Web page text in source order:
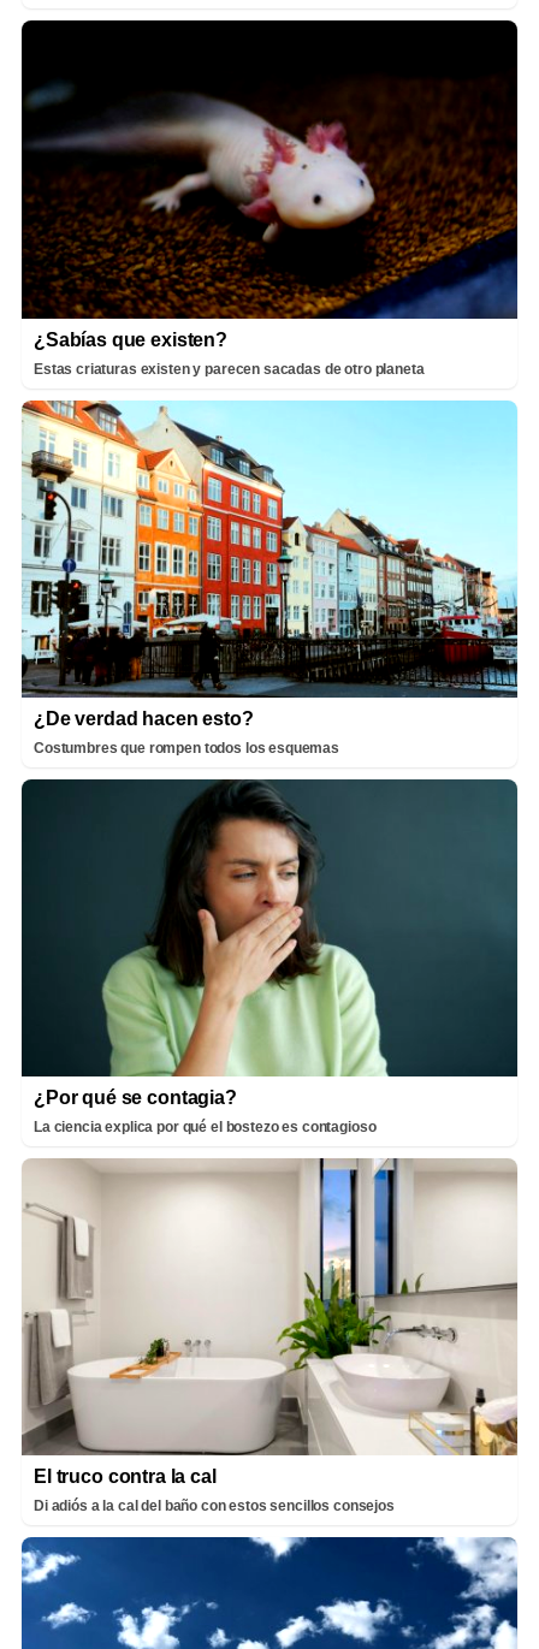
¿Sabías que existen?
Estas criaturas existen y parecen sacadas de otro planeta
¿De verdad hacen esto?
Costumbres que rompen todos los esquemas
¿Por qué se contagia?
La ciencia explica por qué el bostezo es contagioso
El truco contra la cal
Di adiós a la cal del baño con estos sencillos consejos